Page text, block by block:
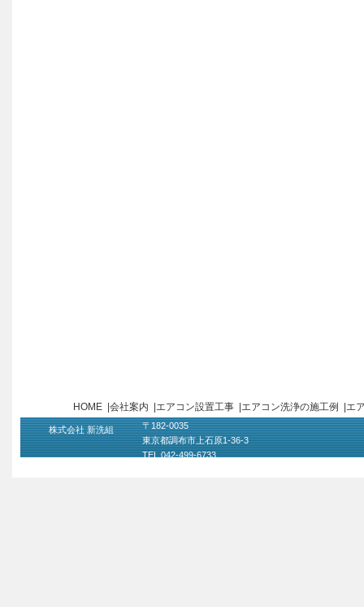
HOME 会社案内 エアコン設置工事 エアコン洗浄の施工例 エ
株式会社 新洗組
〒182-0035
東京都調布市上石原1-36-3
TEL 042-499-6733